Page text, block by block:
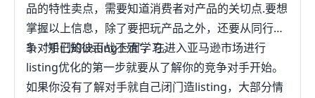
品的特性卖点，需要知道消费者对产品的关切点.要想
掌握以上信息，除了要把玩产品之外，还要从同行竞
争对手们的Listing上面学习。
3、“知己知彼百战不殆”，在进入亚马逊市场进行
listing优化的第一步就要从了解你的竞争对手开始。
如果你没有了解对手就自己闭门造listing，大部分情